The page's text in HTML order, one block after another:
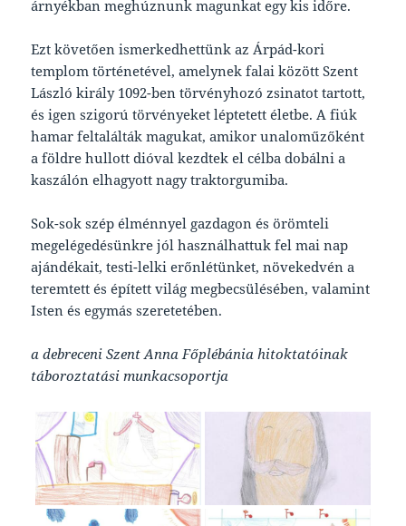
árnyékban meghúznunk magunkat egy kis időre.
Ezt követően ismerkedhettünk az Árpád-kori
templom történetével, amelynek falai között Szent
László király 1092-ben törvényhozó zsinatot tartott,
és igen szigorú törvényeket léptetett életbe. A fiúk
hamar feltalálták magukat, amikor unaloműzőként
a földre hullott dióval kezdtek el célba dobálni a
kaszálón elhagyott nagy traktorgumiba.
Sok-sok szép élménnyel gazdagon és örömteli
megelégedésünkre jól használhattuk fel mai nap
ajándékait, testi-lelki erőnlétünket, növekedvén a
teremtett és épített világ megbecsülésében, valamint
Isten és egymás szeretetében.
a debreceni Szent Anna Főplébánia hitoktatóinak
táboroztatási munkacsoportja